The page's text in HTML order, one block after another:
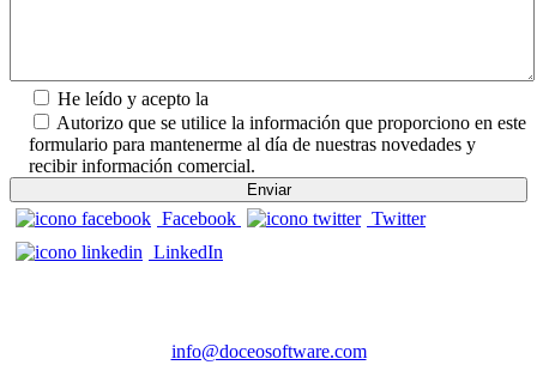
He leído y acepto la
Autorizo que se utilice la información que proporciono en este
formulario para mantenerme al día de nuestras novedades y
recibir información comercial.
Facebook
Twitter
LinkedIn
info@doceosoftware.com